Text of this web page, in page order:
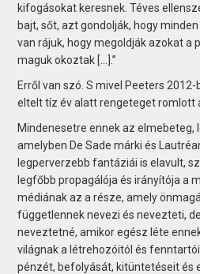
kifogásokat keresnek. Téves
bajt, sőt, azt gondolják, hogy
van rájuk, hogy megoldják azokat a
maguk okoztak [...].”
Erről van szó. S mivel Peeters
eltelt tíz év alatt rengeteget romlott
Mindenesetre ennek az elmebeteg,
amelyben De Sade márki és
legperverzebb fantáziái is elavult,
legfőbb propagálója és irányítója a
médiának az a része, amely
függetlennek nevezi és nevezteti,
neveztetné, amikor egész léte
világnak a létrehozóitól és
pénzét, befolyását, kitüntetéseit és